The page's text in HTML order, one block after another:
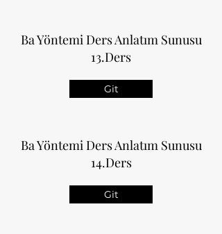
Ba Yöntemi Ders Anlatım Sunusu
13.Ders
Git
Ba Yöntemi Ders Anlatım Sunusu
14.Ders
Git